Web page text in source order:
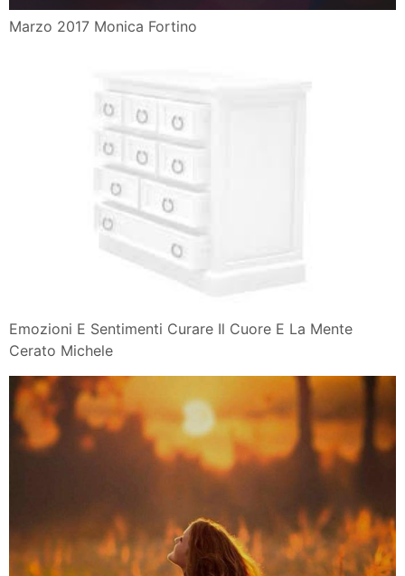
Marzo 2017 Monica Fortino
Emozioni E Sentimenti Curare Il Cuore E La Mente
Cerato Michele